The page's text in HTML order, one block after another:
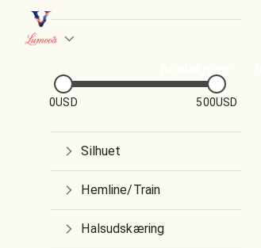
0USD 500USD
Silhuet
Hemline/Train
Halsudskæring